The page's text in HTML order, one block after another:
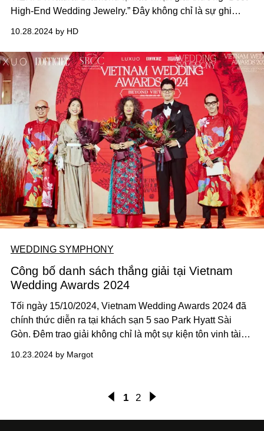
High-End Wedding Jewelry.” Đây không chỉ là sự ghi
còn là minh chứng cho những giá trị vượt trội
màTIERRAđã và đang mang lại cho các cặp đôi tìm kiếm
sự hoàn hảo trong từng khoảnh khắc trọng đại.
10.28.2024 by HD
WEDDING SYMPHONY
Công bố danh sách thắng giải tại Vietnam
Wedding Awards 2024
Tối ngày 15/10/2024, Vietnam Wedding Awards 2024 đã
chính thức diễn ra tại khách sạn 5 sao Park Hyatt Sài
Gòn. Đêm trao giải không chỉ là một sự kiện tôn vinh tài
những nhân vật nổi bật trong ngành Cưới cao cấp hội tụ,
nổi bật vẻ đẹp của tình yêu và sự sáng tạo.
10.23.2024 by Margot
1 2